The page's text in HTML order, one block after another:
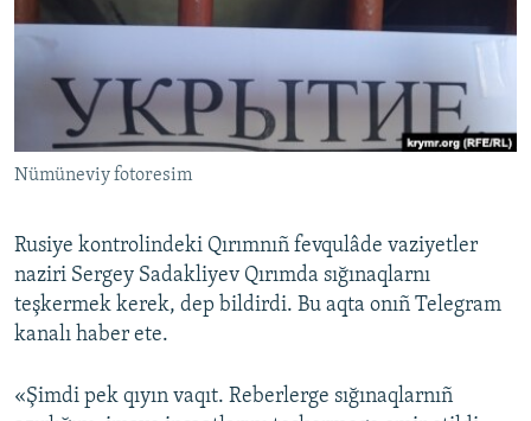
Русский
Українською
QOŞULIÑIZ!
RFE/RS bütün saytları
Nümüneviy fotoresim
Rusiye kontrolindeki Qırımnıñ fevqulâde vaziyetler
naziri Sergey Sadakliyev Qırımda sığınaqlarnı
teşkermek kerek, dep bildirdi. Bu aqta onıñ Telegram
kanalı haber ete.
«Şimdi pek qıyın vaqıt. Reberlerge sığınaqlarnıñ